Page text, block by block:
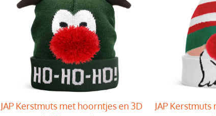
JAP Kerstmuts met hoorntjes en 3D
JAP